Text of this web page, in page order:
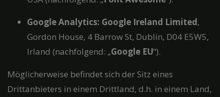
Google Analytics: Google Ireland Limited,
Gordon House, 4 Barrow St, Dublin, D04 E5W5,
Irland (nachfolgend: „Google EU“).
Möglicherweise befindet sich der Sitz eines
Drittanbieters in einem Drittland, d.h. in einem Land,